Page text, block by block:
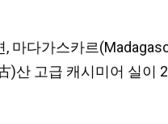
마다가스카르
)산 고급 캐시미어 실이